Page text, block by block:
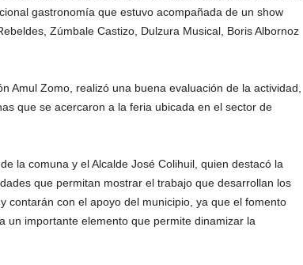
gastronomía que estuvo acompañada de un show
Zúmbale Castizo, Dulzura Musical, Boris Albornoz
Amul Zomo, realizó una buena evaluación de la actividad,
que se acercaron a la feria ubicada en el sector de
la comuna y el Alcalde José Colihuil, quien destacó la
que permitan mostrar el trabajo que desarrollan los
contarán con el apoyo del municipio, ya que el fomento
un importante elemento que permite dinamizar la